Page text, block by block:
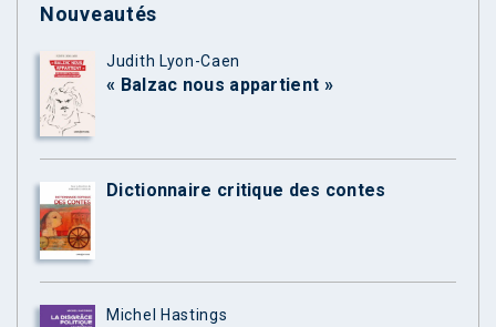
Nouveautés
Judith Lyon-Caen
« Balzac nous appartient »
Dictionnaire critique des contes
Michel Hastings